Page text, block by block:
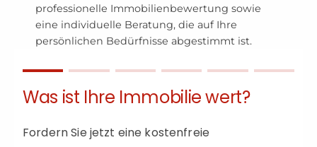
professionelle Immobilienbewertung sowie
eine individuelle Beratung, die auf Ihre
persönlichen Bedürfnisse abgestimmt ist.